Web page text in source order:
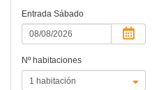
Entrada Sábado
Nº habitaciones